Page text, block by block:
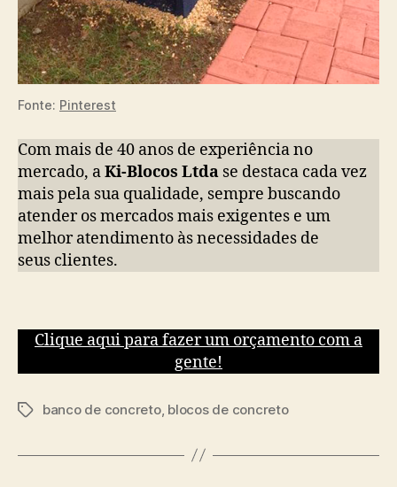
Fonte: Pinterest
Com mais de 40 anos de experiência no
mercado, aKi-Blocos Ltda se destaca cada vez
mais pela sua qualidade, sempre buscando
atender os mercados mais exigentes e um
melhor atendimento às necessidades de
seus clientes.
Clique aqui para fazer um orçamento com a
gente!
banco de concreto, blocos de concreto